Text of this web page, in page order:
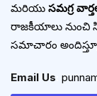
మరియు సమగ్ర
రాజకీయాలు నుంచి
సమాచారం
Email Us